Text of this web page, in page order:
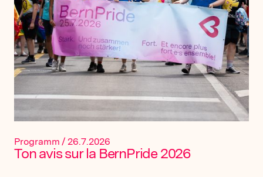
Programm / 26.7.2026
Ton avis sur la BernPride 2026